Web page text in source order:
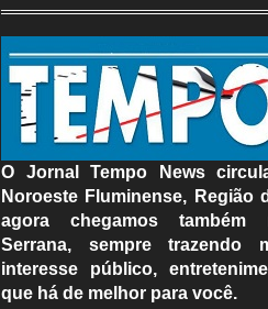
O Jornal Tempo News
Noroeste Fluminense, Região
agora chegamos também
Serrana, sempre trazendo
interesse público,
que há de melhor para você.